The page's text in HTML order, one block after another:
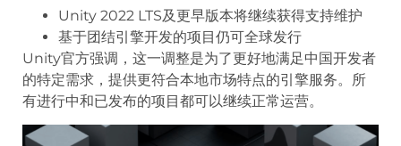
Unity 2022 LTS及更早版本将继续获得支持维护
基于团结引擎开发的项目仍可全球发行
Unity官方强调，这一调整是为了更好地满足中国开发者
的特定需求，提供更符合本地市场特点的引擎服务。所
有进行中和已发布的项目都可以继续正常运营。